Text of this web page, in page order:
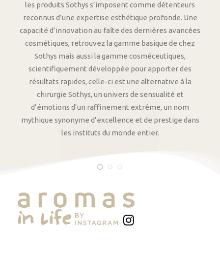
les produits Sothys s’imposent comme détenteurs
reconnus d’une expertise esthétique profonde. Une
capacité d’innovation au faîte des dernières avancées
cosmétiques, retrouvez la gamme basique de chez
Sothys mais aussi la gamme cosméceutiques,
scientifiquement développée pour apporter des
résultats rapides, celle-ci est une alternative à la
chirurgie Sothys, un univers de sensualité et
d’émotions d’un raffinement extrême, un nom
mythique synonyme d’excellence et de prestige dans
les instituts du monde entier.